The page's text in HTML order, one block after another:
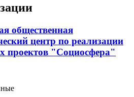
общественная
центр по реализации
проектов "Социосфера"